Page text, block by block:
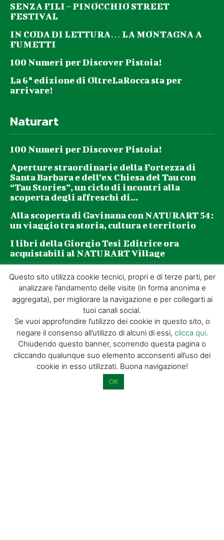
SENZA FILI – PINOCCHIO STREET
FESTIVAL
IN CODA DI LETTURA… LA MONTAGNA A
FUMETTI
100 Numeri per Discover Pistoia!
La 6ª edizione di OltreLaRocca sta per
arrivare!
Naturart
100 Numeri per Discover Pistoia!
Aperture straordinarie della Fortezza di
Santa Barbara e dell’ex Chiesa del Tau con
“Tau Stories”, un ciclo di incontri alla
scoperta degli affreschi di...
Alla scoperta di Gavinana con NATURART 54:
un viaggio tra storia, cultura e territorio
I libri della Giorgio Tesi Editrice ora
acquistabili al NATURART Village
Newsletter
La tua email (richiesto)
Acconsento al trattamento dei miei dati personali per l’invio di
materiale informativo e promozionale tramite il servizio di
newsletter
Dimostra di essere umano selezionando
Questo sito utilizza cookie tecnici, propri e di terze parti, per
analizzare l’andamento delle visite (in forma anonima e
aggregata), per migliorare la navigazione e per collegarti ai
tuoi canali social.
Se vuoi approfondire l’utilizzo dei cookie in questo sito, o
negare il consenso all’utilizzo di alcuni di essi, clicca qui.
Chiudendo questo banner, scorrendo questa pagina o
cliccando qualunque suo elemento acconsenti all’uso dei
cookie in esso utilizzati. Buona navigazione!
OK